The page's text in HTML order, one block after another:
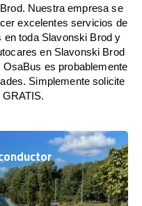
Nuestra empresa se
excelentes servicios de
en toda Slavonski Brod y
en Slavonski Brod
es probablemente
Simplemente solicite